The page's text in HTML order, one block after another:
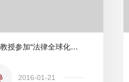
徐昕教授参加“法律全球化的未来与中国法律的未来趋势”国际研讨会
2016-01-21